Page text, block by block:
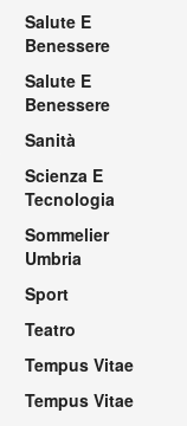
Salute E
Benessere
Salute E
Benessere
Sanità
Scienza E
Tecnologia
Sommelier
Umbria
Sport
Teatro
Tempus Vitae
Tempus Vitae